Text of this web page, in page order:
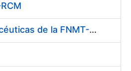
Contratación del suministro de medicamentos, vacunas y demás especialidades farmacéuticas de la FNMT-RCM